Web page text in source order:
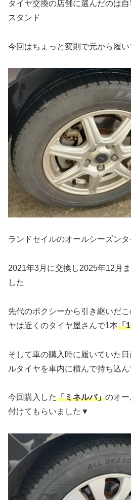
タイヤ交換の店舗に選んだのは
スタンド
今回はちょっと変則で元から履
ランドセイルのオールシーズンタ
2021年3月に交換し2025年12月
した
先代のボクシーから引き継いだ
ヤは近くのタイヤ屋さんで1本「
そして車の購入時に履いていた
ルタイヤを車内に積んで持ち込ん
今回購入した「ミネルバ」のオー
付けてもらいました▼